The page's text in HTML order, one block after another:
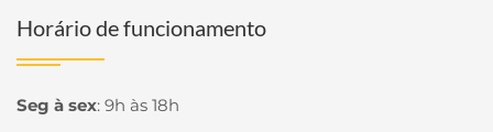
Horário de funcionamento
Seg à sex: 9h às 18h